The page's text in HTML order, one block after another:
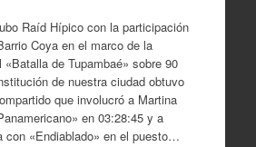
Raíd Hípico con la participación
Coya en el marco de la
«Batalla de Tupambaé» sobre 90
de nuestra ciudad obtuvo
que involucró a Martina
en 03:28:45 y a
con «Endiablado» en el puesto…